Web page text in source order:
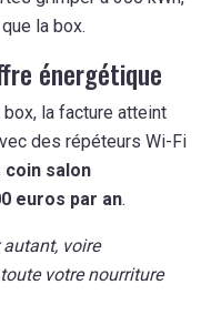
la box.
énergétique
box, la facture atteint
des répéteurs Wi-Fi
coin salon
euros par an.
voire
votre nourriture